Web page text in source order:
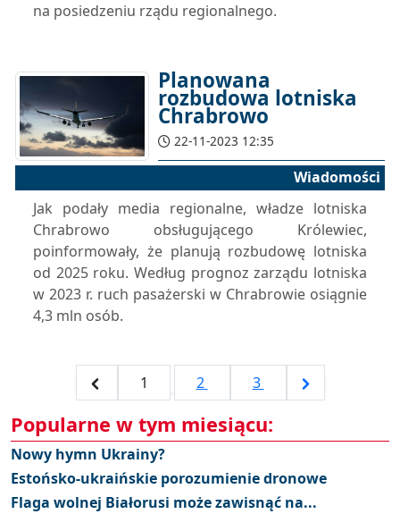
na posiedzeniu rządu regionalnego.
Planowana
rozbudowa lotniska
Chrabrowo
22-11-2023 12:35
Wiadomości
Jak podały media regionalne, władze lotniska
Chrabrowo obsługującego Królewiec,
poinformowały, że planują rozbudowę lotniska
od 2025 roku. Według prognoz zarządu lotniska
w 2023 r. ruch pasażerski w Chrabrowie osiągnie
4,3 mln osób.
1 2 3
Popularne w tym miesiącu:
Nowy hymn Ukrainy?
Estońsko-ukraińskie porozumienie dronowe
Flaga wolnej Białorusi może zawisnąć na...